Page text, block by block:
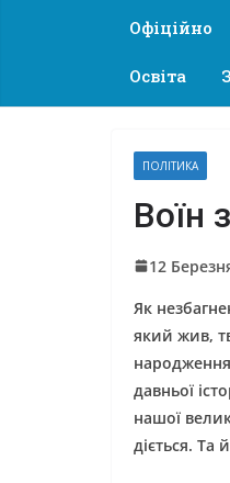
Офіційно
Освіта
ПОЛІТИКА
Воїн
12
Як
який жив,
давньої
нашої
діється. Та